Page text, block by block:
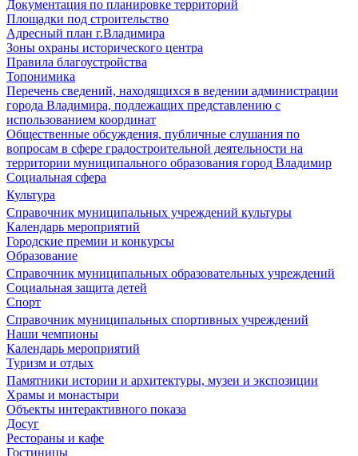
Документация по планировке территорий
Площадки под строительство
Адресный план г.Владимира
Зоны охраны исторического центра
Правила благоустройства
Топонимика
Перечень сведений, находящихся в ведении администрации
города Владимира, подлежащих представлению с
использованием координат
Общественные обсуждения, публичные слушания по
вопросам в сфере градостроительной деятельности на
территории муниципального образования город Владимир
Социальная сфера
Культура
Справочник муниципальных учреждений культуры
Календарь мероприятий
Городские премии и конкурсы
Образование
Справочник муниципальных образовательных учреждений
Социальная защита детей
Спорт
Справочник муниципальных спортивных учреждений
Наши чемпионы
Календарь мероприятий
Туризм и отдых
Памятники истории и архитектуры, музеи и экспозиции
Храмы и монастыри
Объекты интерактивного показа
Досуг
Рестораны и кафе
Гостиницы